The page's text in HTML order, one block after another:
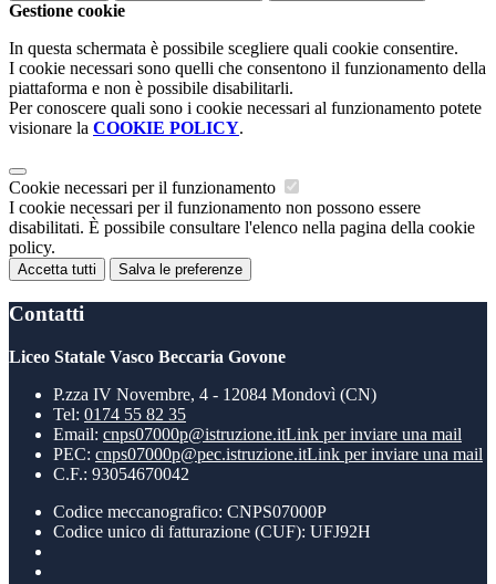
Gestione cookie
In questa schermata è possibile scegliere quali cookie consentire.
I cookie necessari sono quelli che consentono il funzionamento della
piattaforma e non è possibile disabilitarli.
Per conoscere quali sono i cookie necessari al funzionamento potete
visionare la COOKIE POLICY.
Cookie necessari per il funzionamento
I cookie necessari per il funzionamento non possono essere
disabilitati. È possibile consultare l'elenco nella pagina della cookie
policy.
Accetta tutti Salva le preferenze
Contatti
Liceo Statale Vasco Beccaria Govone
P.zza IV Novembre, 4 - 12084 Mondovì (CN)
Tel: 0174 55 82 35
Email: cnps07000p@istruzione.itLink per inviare una mail
PEC: cnps07000p@pec.istruzione.itLink per inviare una mail
C.F.: 93054670042
Codice meccanografico: CNPS07000P
Codice unico di fatturazione (CUF): UFJ92H